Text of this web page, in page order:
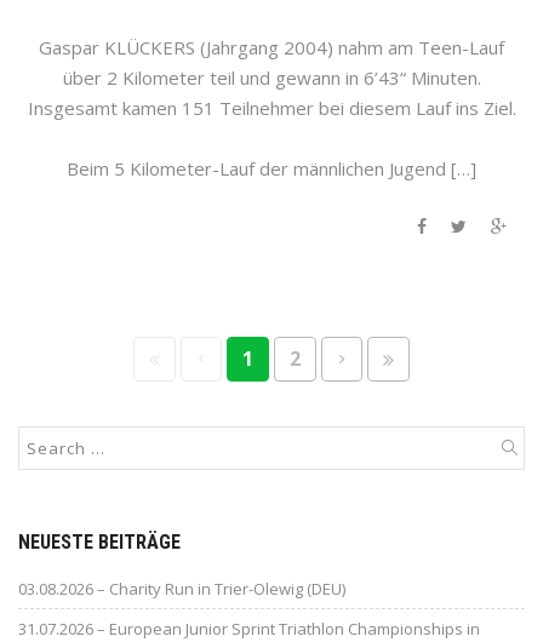
Gaspar KLÜCKERS (Jahrgang 2004) nahm am Teen-Lauf
über 2 Kilometer teil und gewann in 6’43“ Minuten.
Insgesamt kamen 151 Teilnehmer bei diesem Lauf ins Ziel.
Beim 5 Kilometer-Lauf der männlichen Jugend […]
1 2
NEUESTE BEITRÄGE
03.08.2026 – Charity Run in Trier-Olewig (DEU)
31.07.2026 – European Junior Sprint Triathlon Championships in